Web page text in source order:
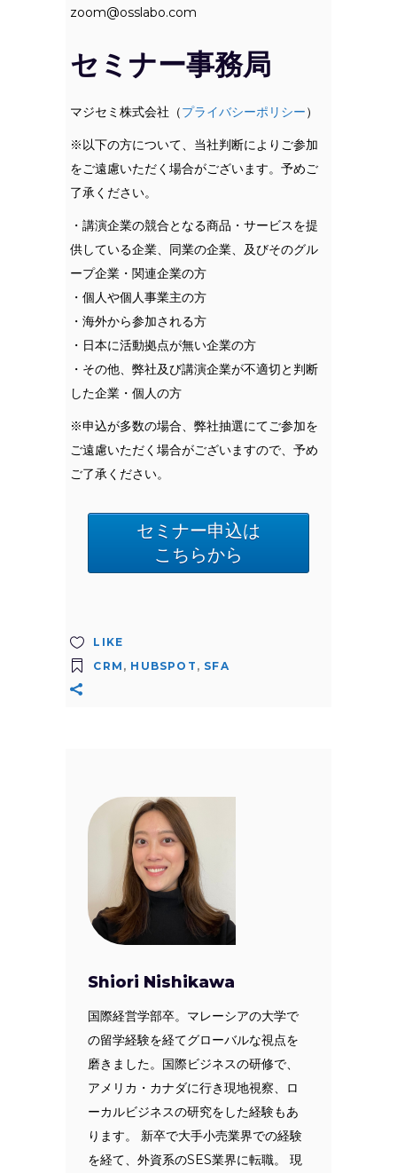
zoom@osslabo.com
セミナー事務局
マジセミ株式会社（プライバシーポリシー）
※以下の方について、当社判断によりご参加
をご遠慮いただく場合がございます。予めご
了承ください。
・講演企業の競合となる商品・サービスを提
供している企業、同業の企業、及びそのグル
ープ企業・関連企業の方
・個人や個人事業主の方
・海外から参加される方
・日本に活動拠点が無い企業の方
・その他、弊社及び講演企業が不適切と判断
した企業・個人の方
※申込が多数の場合、弊社抽選にてご参加を
ご遠慮いただく場合がございますので、予め
ご了承ください。
セミナー申込は
こちらから
LIKE
CRM , HUBSPOT , SFA
Shiori Nishikawa
国際経営学部卒。マレーシアの大学で
の留学経験を経てグローバルな視点を
磨きました。国際ビジネスの研修で、
アメリカ・カナダに行き現地視察、ロ
ーカルビジネスの研究をした経験もあ
ります。 新卒で大手小売業界での経験
を経て、外資系のSES業界に転職。 現